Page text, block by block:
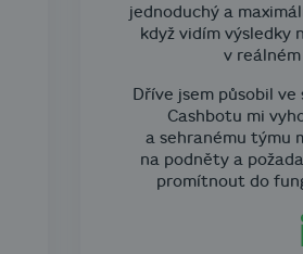
jednoduchý a
když vidím výsledky
v
Dříve jsem působil ve
Cashbotu mi
a sehranému týmu
na podněty a
promítnout do